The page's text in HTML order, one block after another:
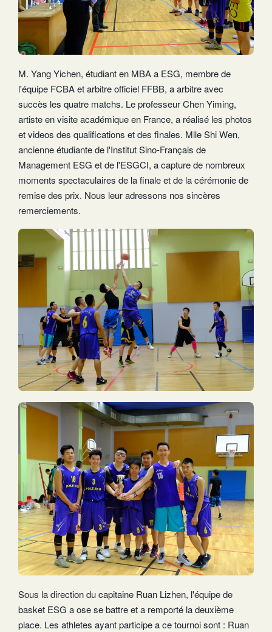
M. Yang Yichen, étudiant en MBA a ESG, membre de
l'équipe FCBA et arbitre officiel FFBB, a arbitre avec
succès les quatre matchs. Le professeur Chen Yiming,
artiste en visite académique en France, a réalisé les photos
et videos des qualifications et des finales. Mlle Shi Wen,
ancienne étudiante de l'Institut Sino-Français de
Management ESG et de l'ESGCI, a capture de nombreux
moments spectaculaires de la finale et de la cérémonie de
remise des prix. Nous leur adressons nos sincères
remerciements.
Sous la direction du capitaine Ruan Lizhen, l'équipe de
basket ESG a ose se battre et a remporté la deuxième
place. Les athletes ayant participe a ce tournoi sont : Ruan